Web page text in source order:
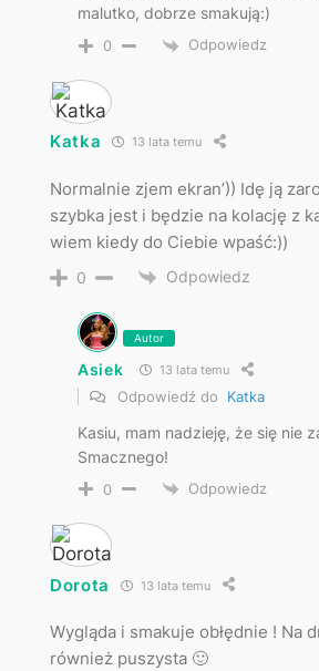
malutko, dobrze smakują:)
0 Odpowiedz
Katka 13 lata temu
Normalnie zjem ekran’)) Idę ją
szybka jest i będzie na kolację z
wiem kiedy do Ciebie wpaść:))
0 Odpowiedz
Autor
Asiek 13 lata temu
Odpowiedź do Katka
Kasiu, mam nadzieję, że się nie
Smacznego!
0 Odpowiedz
Dorota 13 lata temu
Wygląda i smakuje obłędnie ! Na
również puszysta 🙂